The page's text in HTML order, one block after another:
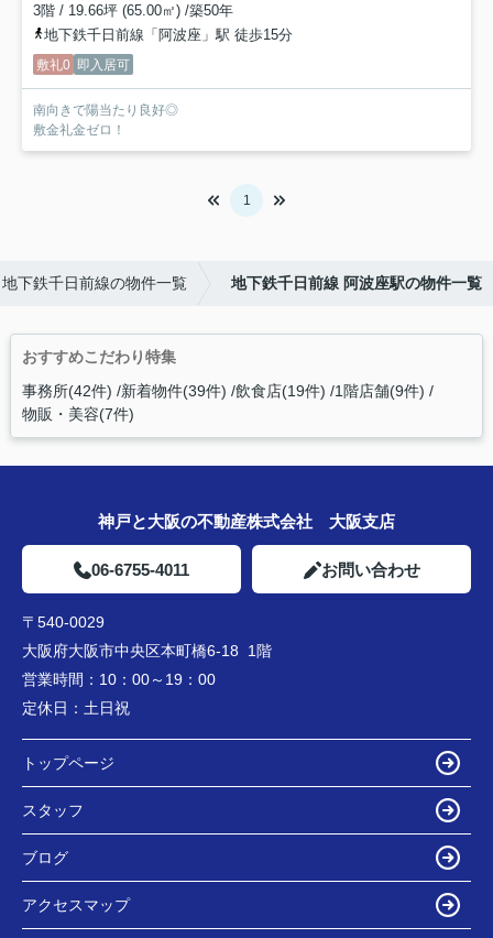
3階 / 19.66坪 (65.00㎡) /築50年
地下鉄千日前線「阿波座」駅 徒歩15分
敷礼0 即入居可
南向きで陽当たり良好◎
敷金礼金ゼロ！
1
地下鉄千日前線の物件一覧 地下鉄千日前線 阿波座駅の物件一覧
おすすめこだわり特集
事務所(42件) 新着物件(39件) 飲食店(19件) 1階店舗(9件)
物販・美容(7件)
神戸と大阪の不動産株式会社 大阪支店
06-6755-4011 お問い合わせ
〒540-0029
大阪府大阪市中央区本町橋6-18 1階
営業時間： 10：00～19：00
定休日： 土日祝
トップページ
スタッフ
ブログ
アクセスマップ